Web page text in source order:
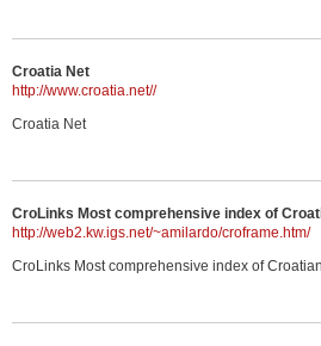
Croatia Net
http://www.croatia.net//
Croatia Net
CroLinks Most comprehensive index of
http://web2.kw.igs.net/~amilardo/croframe.htm/
CroLinks Most comprehensive index of